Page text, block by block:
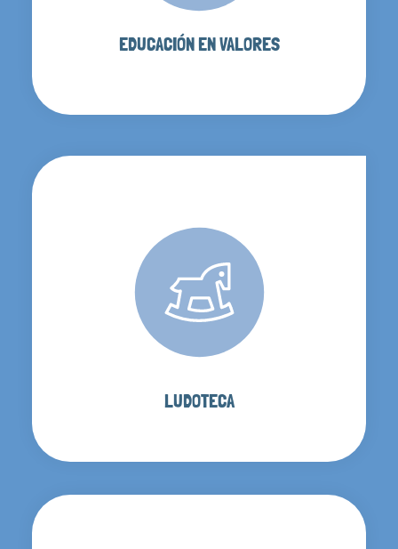
EDUCACIÓN EN VALORES
LUDOTECA